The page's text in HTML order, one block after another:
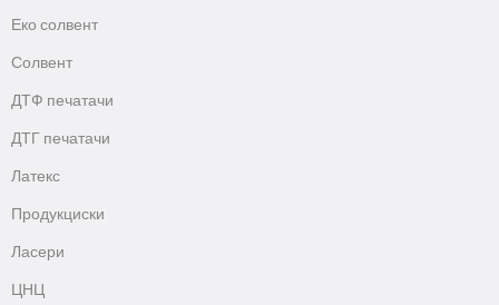
Еко солвент
Солвент
ДТФ печатачи
ДТГ печатачи
Латекс
Продукциски
Ласери
ЦНЦ